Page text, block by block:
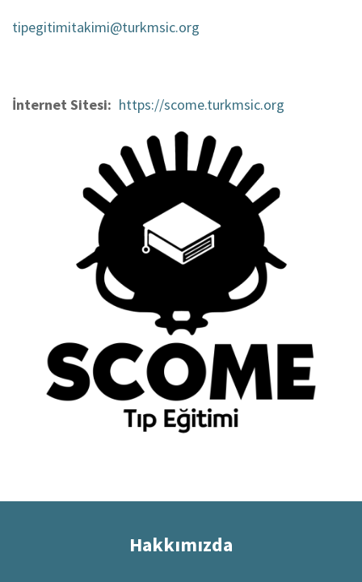
tipegitimitakimi@turkmsic.org
İnternet Sitesi https://scome.turkmsic.org
Hakkımızda